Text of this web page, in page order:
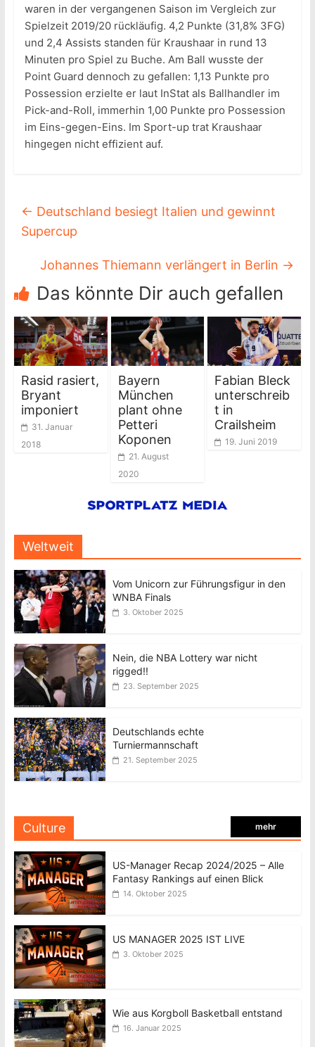
waren in der vergangenen Saison im Vergleich zur
Spielzeit 2019/20 rückläufig. 4,2 Punkte (31,8% 3FG)
und 2,4 Assists standen für Kraushaar in rund 13
Minuten pro Spiel zu Buche. Am Ball wusste der
Point Guard dennoch zu gefallen: 1,13 Punkte pro
Possession erzielte er laut InStat als Ballhandler im
Pick-and-Roll, immerhin 1,00 Punkte pro Possession
im Eins-gegen-Eins. Im Sport-up trat Kraushaar
hingegen nicht effizient auf.
← Deutschland besiegt Italien und gewinnt
Supercup
Johannes Thiemann verlängert in Berlin →
Das könnte Dir auch gefallen
Rasid rasiert,
Bryant
imponiert
31. Januar
2018
Bayern
München
plant ohne
Petteri
Koponen
21. August
2020
Fabian Bleck
unterschreib
t in
Crailsheim
19. Juni 2019
Weltweit
Vom Unicorn zur Führungsfigur in den
WNBA Finals
3. Oktober 2025
Nein, die NBA Lottery war nicht
rigged!!
23. September 2025
Deutschlands echte
Turniermannschaft
21. September 2025
Culture mehr
US-Manager Recap 2024/2025 – Alle
Fantasy Rankings auf einen Blick
14. Oktober 2025
US MANAGER 2025 IST LIVE
3. Oktober 2025
Wie aus Korgboll Basketball entstand
16. Januar 2025